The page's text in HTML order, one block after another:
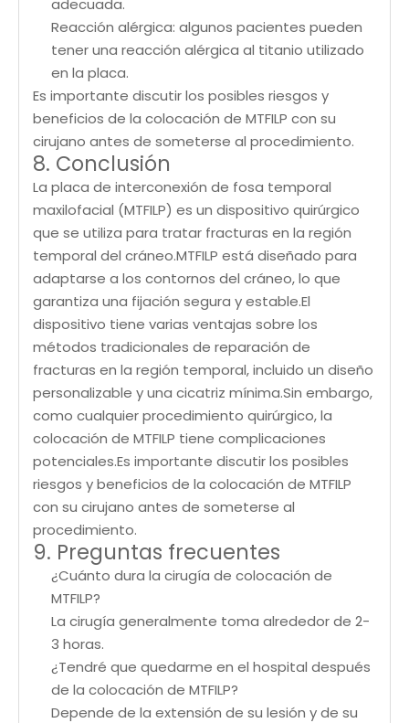
adecuada.
Reacción alérgica: algunos pacientes pueden
tener una reacción alérgica al titanio utilizado
en la placa.
Es importante discutir los posibles riesgos y
beneficios de la colocación de MTFILP con su
cirujano antes de someterse al procedimiento.
8. Conclusión
La placa de interconexión de fosa temporal
maxilofacial (MTFILP) es un dispositivo quirúrgico
que se utiliza para tratar fracturas en la región
temporal del cráneo.MTFILP está diseñado para
adaptarse a los contornos del cráneo, lo que
garantiza una fijación segura y estable.El
dispositivo tiene varias ventajas sobre los
métodos tradicionales de reparación de
fracturas en la región temporal, incluido un diseño
personalizable y una cicatriz mínima.Sin embargo,
como cualquier procedimiento quirúrgico, la
colocación de MTFILP tiene complicaciones
potenciales.Es importante discutir los posibles
riesgos y beneficios de la colocación de MTFILP
con su cirujano antes de someterse al
procedimiento.
9. Preguntas frecuentes
¿Cuánto dura la cirugía de colocación de
MTFILP?
La cirugía generalmente toma alrededor de 2-
3 horas.
¿Tendré que quedarme en el hospital después
de la colocación de MTFILP?
Depende de la extensión de su lesión y de su